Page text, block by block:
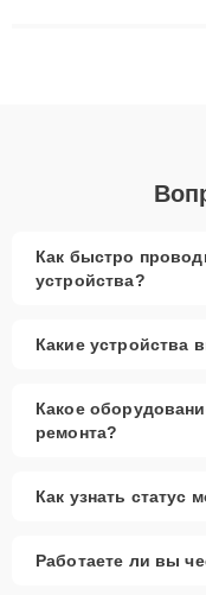
Как быстро
устройства?
Какие устройства
Какое
ремонта?
Как узнать статус
Работаете ли вы